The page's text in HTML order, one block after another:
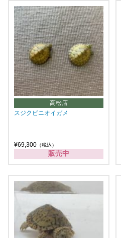
高松店
スジクビニオイガメ
¥69,300 （税込）
販売中